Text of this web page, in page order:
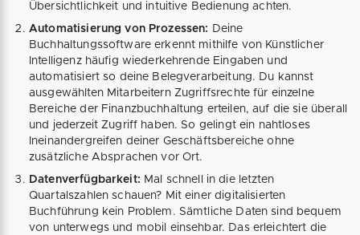
Übersichtlichkeit und intuitive Bedienung achten.
Automatisierung von Prozessen: Deine
Buchhaltungssoftware erkennt mithilfe von Künstlicher
Intelligenz häufig wiederkehrende Eingaben und
automatisiert so deine Belegverarbeitung. Du kannst
ausgewählten Mitarbeitern Zugriffsrechte für einzelne
Bereiche der Finanzbuchhaltung erteilen, auf die sie überall
und jederzeit Zugriff haben. So gelingt ein nahtloses
Ineinandergreifen deiner Geschäftsbereiche ohne
zusätzliche Absprachen vor Ort.
Datenverfügbarkeit: Mal schnell in die letzten
Quartalszahlen schauen? Mit einer digitalisierten
Buchführung kein Problem. Sämtliche Daten sind bequem
von unterwegs und mobil einsehbar. Das erleichtert die